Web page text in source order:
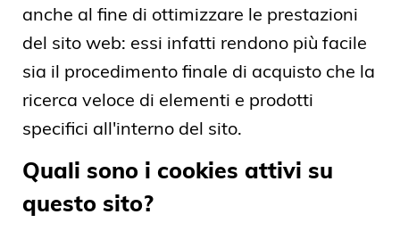
anche al fine di ottimizzare le prestazioni
del sito web: essi infatti rendono più facile
sia il procedimento finale di acquisto che la
ricerca veloce di elementi e prodotti
specifici all'interno del sito.
Quali sono i cookies attivi su
questo sito?